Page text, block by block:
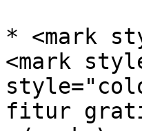
* <mark
<mark
fitur